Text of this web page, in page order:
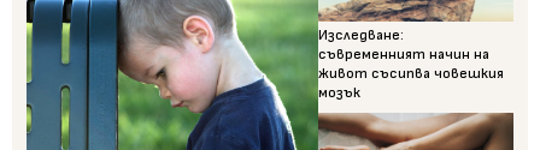
Изследване:
съвременният начин на
живот съсипва човешкия
мозък